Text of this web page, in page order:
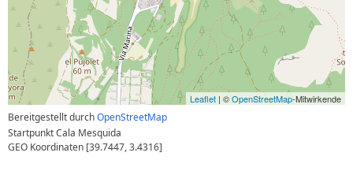
Leaflet | ©OpenStreetMap-Mitwirkende
Bereitgestellt durchOpenStreetMap
Startpunkt Cala Mesquida
GEO Koordinaten [39.7447, 3.4316]